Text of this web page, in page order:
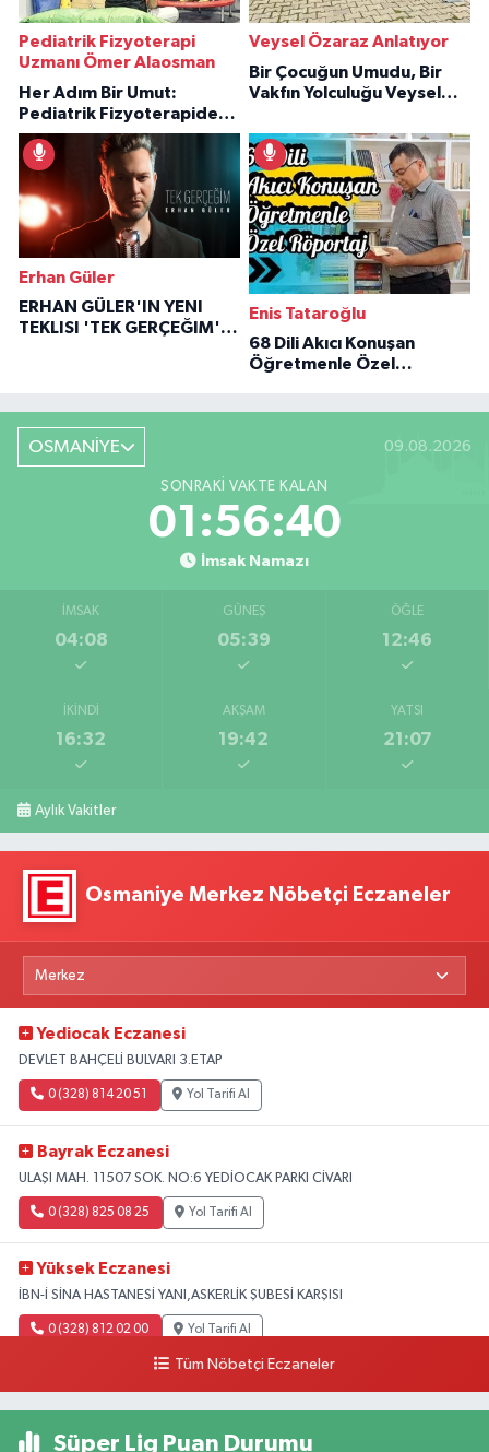
Pediatrik Fizyoterapi
Uzmanı Ömer Alaosman
Her Adım Bir Umut:
Pediatrik Fizyoterapiden
İlham Veren Hikâyeler
Veysel Özaraz Anlatıyor
Bir Çocuğun Umudu, Bir
Vakfın Yolculuğu Veysel
Erhan Güler
ERHAN GÜLER'IN YENI
TEKLISI 'TEK GERÇEĞIM'LE
Enis Tataroğlu
68 Dili Akıcı Konuşan
Öğretmenle Özel
OSMANİYE 09.08.2026
SONRAKI VAKTE KALAN
01:56:39
İmsak Namazı
İMSAK
04:08
GÜNEŞ
05:39
ÖĞLE
12:46
İKINDI
16:32
AKŞAM
19:42
YATSI
21:07
Aylık Vakitler
Osmaniye Merkez Nöbetçi Eczaneler
Yediocak Eczanesi
DEVLET BAHÇELİ BULVARI 3.ETAP
0 (328) 814 20 51 Yol Tarifi Al
Bayrak Eczanesi
ULAŞI MAH. 11507 SOK. NO:6 YEDİOCAK PARKI CİVARI
0 (328) 825 08 25 Yol Tarifi Al
Yüksek Eczanesi
İBN-İ SİNA HASTANESİ YANI,ASKERLİK ŞUBESİ KARŞISI
0 (328) 812 02 00 Yol Tarifi Al
Tüm Nöbetçi Eczaneler
Süper Lig Puan Durumu